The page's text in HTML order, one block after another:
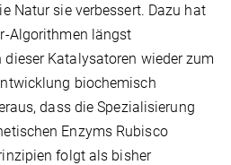
Natur sie verbessert. Dazu hat
Algorithmen längst
Katalysatoren wieder zum
biochemisch
dass die Spezialisierung
Enzyms Rubisco
folgt als bisher